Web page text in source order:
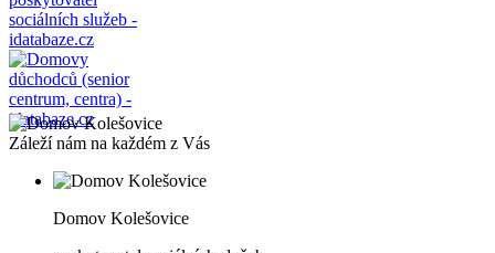
Záleží nám na každém z Vás
Domov Kolešovice